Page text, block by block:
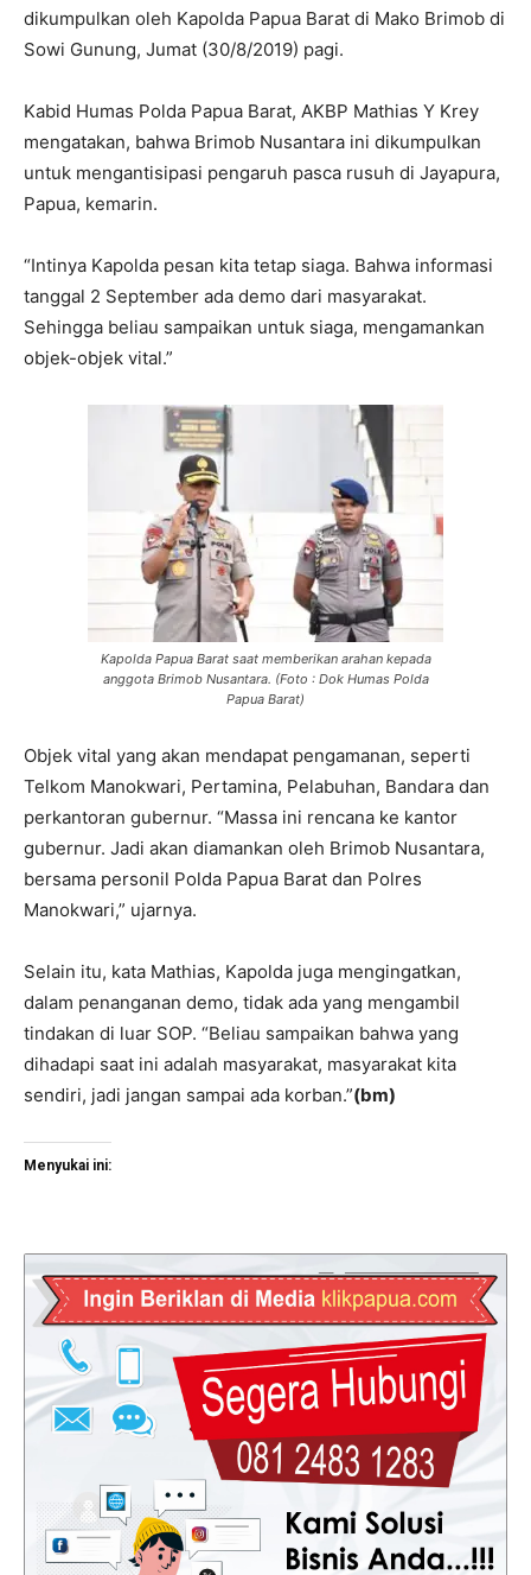
dikumpulkan oleh Kapolda Papua Barat di Mako Brimob di
Sowi Gunung, Jumat (30/8/2019) pagi.
Kabid Humas Polda Papua Barat, AKBP Mathias Y Krey
mengatakan, bahwa Brimob Nusantara ini dikumpulkan
untuk mengantisipasi pengaruh pasca rusuh di Jayapura,
Papua, kemarin.
“Intinya Kapolda pesan kita tetap siaga. Bahwa informasi
tanggal 2 September ada demo dari masyarakat.
Sehingga beliau sampaikan untuk siaga, mengamankan
objek-objek vital.”
Kapolda Papua Barat saat memberikan arahan kepada
anggota Brimob Nusantara. (Foto : Dok Humas Polda
Papua Barat)
Objek vital yang akan mendapat pengamanan, seperti
Telkom Manokwari, Pertamina, Pelabuhan, Bandara dan
perkantoran gubernur. “Massa ini rencana ke kantor
gubernur. Jadi akan diamankan oleh Brimob Nusantara,
bersama personil Polda Papua Barat dan Polres
Manokwari,” ujarnya.
Selain itu, kata Mathias, Kapolda juga mengingatkan,
dalam penanganan demo, tidak ada yang mengambil
tindakan di luar SOP. “Beliau sampaikan bahwa yang
dihadapi saat ini adalah masyarakat, masyarakat kita
sendiri, jadi jangan sampai ada korban.”(bm)
Menyukai ini: